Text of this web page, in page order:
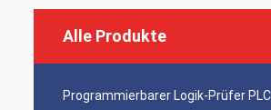
Alle Produkte
Programmierbarer Logik-Prüfer PLC